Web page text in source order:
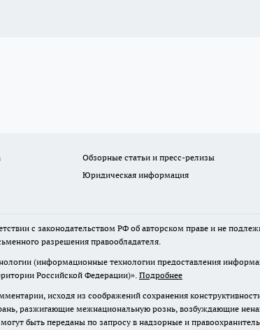
Обзорные статьи и пресс-релизы
Юридическая информация
с законодательством РФ об авторском праве и не
разрешения правообладателя.
(информационные технологии предоставления
Российской Федерации)». Подробнее
исходя из соображений сохранения
разжигающие межнациональную рознь, возбуждающие
быть переданы по запросу в надзорные и